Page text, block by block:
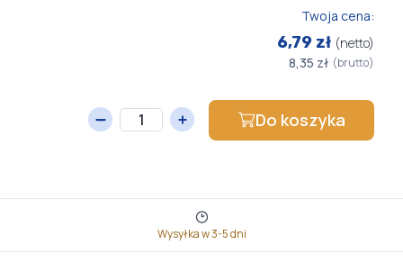
Twoja cena:
6,79 zł (netto)
8,35 zł (brutto)
Do koszyka
Wysyłka w 3-5 dni